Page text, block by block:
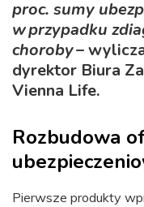
proc. sumy
w przypadku
choroby–
dyrektor Biura
Vienna Life.
Rozbudowa
Pierwsze produkty